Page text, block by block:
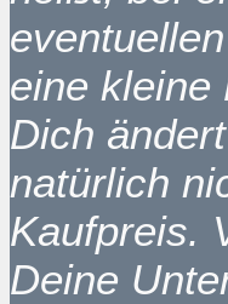
eine kleine
Dich
natürlich
Kaufpreis.
Deine